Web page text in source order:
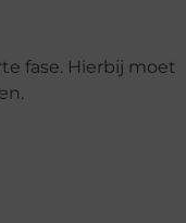
fase. Hierbij moet